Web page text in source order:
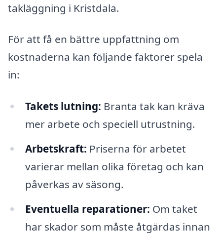
takläggning i Kristdala.
För att få en bättre uppfattning om
kostnaderna kan följande faktorer spela
in:
Takets lutning: Branta tak kan kräva
mer arbete och speciell utrustning.
Arbetskraft: Priserna för arbetet
varierar mellan olika företag och kan
påverkas av säsong.
Eventuella reparationer: Om taket
har skador som måste åtgärdas innan